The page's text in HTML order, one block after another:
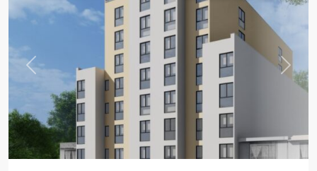
Previous Next